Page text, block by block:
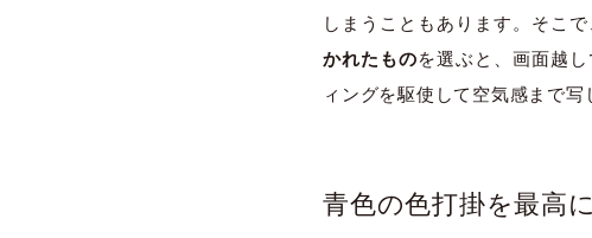
しまうこともあります。そこ
かれたものを選ぶと、画面越
ィングを駆使して空気感まで
青色の色打掛を最高